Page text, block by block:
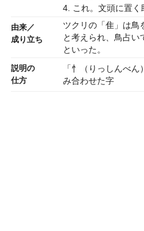
4. これ。文頭に置く
由来／
成り立ち
ツクリの「隹」は鳥
と考えられ、鳥占い
といった。
説明の
仕方
「忄（りっしんべ
み合わせた字